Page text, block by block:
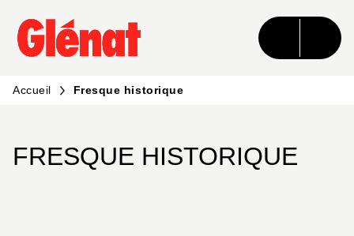
MENU RECHERCHE CONTENU
PIED DE PAGE
Accueil Fresque historique
FRESQUE HISTORIQUE